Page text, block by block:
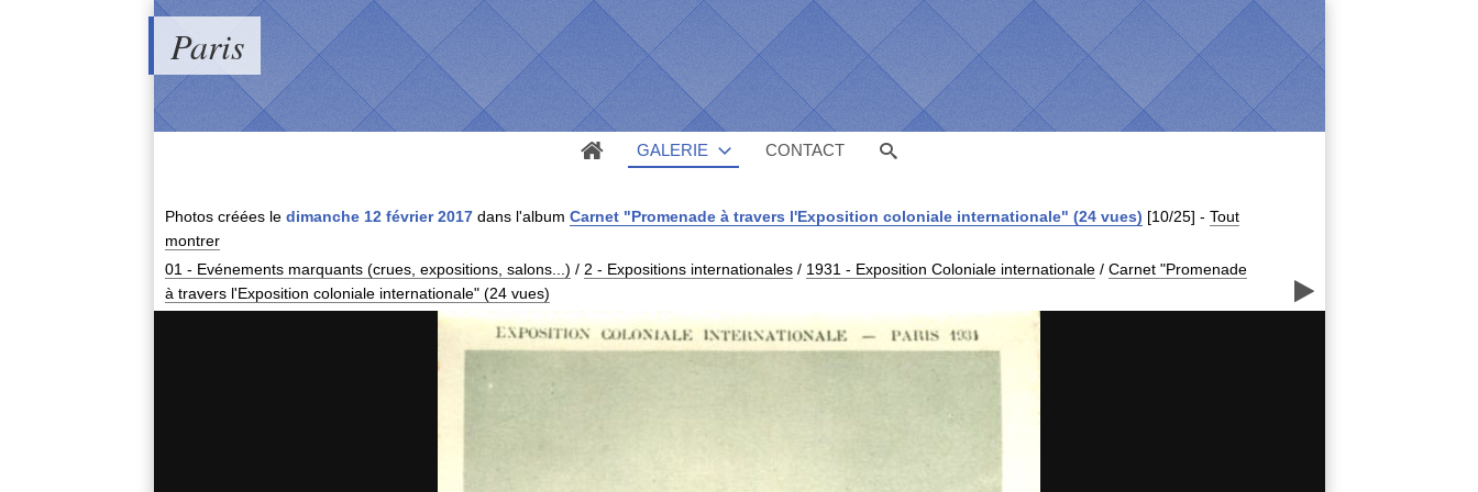
Paris
GALERIE CONTACT
Photos créées le dimanche 12 février 2017dans l'album Carnet "Promenade à travers l'Exposition coloniale internationale" (24 vues) [10/25] - Tout
montrer
01 - Evénements marquants (crues, expositions, salons...) / 2 - Expositions internationales / 1931 - Exposition Coloniale internationale / Carnet "Promenade
à travers l'Exposition coloniale internationale" (24 vues)
